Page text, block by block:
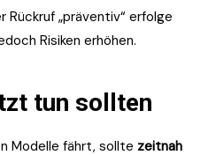
„präventiv“ erfolge
Risiken erhöhen.
tun sollten
Modelle fährt, sollte zeitnah